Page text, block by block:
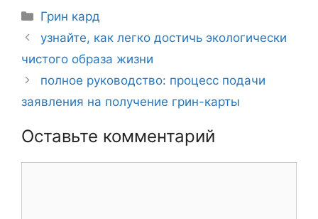
Рубрики
Грин кард
Навигация
записи
узнайте, как легко достичь экологически
чистого образа жизни
полное руководство: процесс подачи
заявления на получение грин-карты
Оставьте комментарий